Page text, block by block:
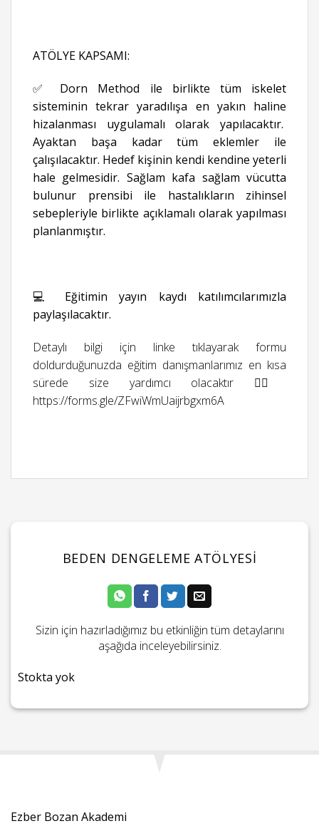
ATÖLYE KAPSAMI:
✅ Dorn Method ile birlikte tüm iskelet
sisteminin tekrar yaradılışa en yakın haline
hizalanması uygulamalı olarak yapılacaktır.
Ayaktan başa kadar tüm eklemler ile
çalışılacaktır. Hedef kişinin kendi kendine yeterli
hale gelmesidir. Sağlam kafa sağlam vücutta
bulunur prensibi ile hastalıkların zihinsel
sebepleriyle birlikte açıklamalı olarak yapılması
planlanmıştır.
💻 Eğitimin yayın kaydı katılımcılarımızla
paylaşılacaktır.
Detaylı bilgi için linke tıklayarak formu
doldurduğunuzda eğitim danışmanlarımız en kısa
sürede size yardımcı olacaktır 👉🏻
https://forms.gle/ZFwiWmUaijrbgxm6A
BEDEN DENGELEME ATÖLYESI
Sizin için hazırladığımız bu etkinliğin tüm detaylarını
aşağıda inceleyebilirsiniz.
Stokta yok
Ezber Bozan Akademi